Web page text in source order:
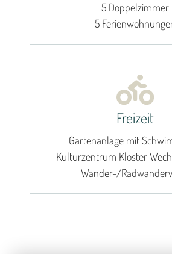
5 Doppelzimmer
5
Freizeit
Gartenanlage mit
Kulturzentrum Kloster
Wander-/